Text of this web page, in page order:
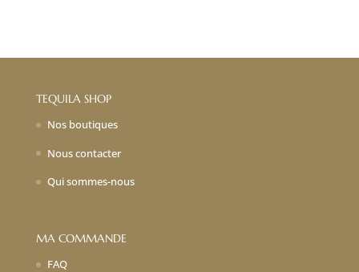
TEQUILA SHOP
Nos boutiques
Nous contacter
Qui sommes-nous
MA COMMANDE
FAQ